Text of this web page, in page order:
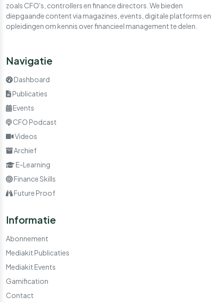
zoals CFO's, controllers en finance directors. We bieden
diepgaande content via magazines, events, digitale platforms en
opleidingen om kennis over financieel management te delen.
Navigatie
Dashboard
Publicaties
Events
CFO Podcast
Videos
Archief
E-Learning
Finance Skills
Future Proof
Informatie
Abonnement
Mediakit Publicaties
Mediakit Events
Gamification
Contact